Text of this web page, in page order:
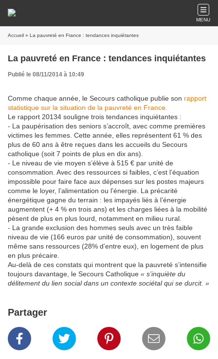
MENU
Accueil » La pauvreté en France : tendances inquiétantes
La pauvreté en France : tendances inquiétantes
Publié le 08/11/2014 à 10:49
Comme chaque année, le Secours catholique publie son rapport
statistique sur la situation de la pauvreté en France.
Le rapport 20134 souligne trois tendances inquiétantes :
- La paupérisation des seniors s’accroît, avec comme premières
victimes les femmes. Cette année, elles représentent 61 % des
plus de 60 ans à être reçues dans les accueils du Secours
catholique (soit 7 points de plus en dix ans).
- Le niveau de vie moyen s’élève à 515 € par unité de
consommation. Avec des ressources si faibles, c’est l’équation
impossible pour faire face aux dépenses sur les postes majeurs
comme le loyer, l’alimentation ou l’énergie. La précarité
énergétique gagne du terrain : les impayés liés à l’énergie
augmentent (+ 4 % en trois ans) et les charges liées à la mobilité
pèsent de plus en plus lourd, notamment en milieu rural.
- La grande exclusion des hommes seuls avec un très faible
niveau de vie (166 euros par unité de consommation), souvent
même sans ressources (28% d’entre eux), en logement de plus
en plus précaire.
Au-delà de ces constats qui montrent que la pauvreté s’intensifie
toujours davantage, le Secours Catholique « s’inquiète du
délitement du lien social dans un contexte sociétal qui se durcit. »
Partager